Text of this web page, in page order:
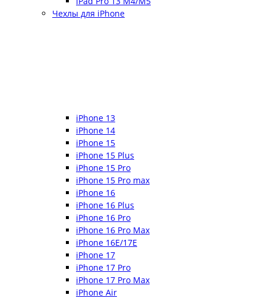
Чехлы для iPhone
iPhone 13
iPhone 14
iPhone 15
iPhone 15 Plus
iPhone 15 Pro
iPhone 15 Pro max
iPhone 16
iPhone 16 Plus
iPhone 16 Pro
iPhone 16 Pro Max
iPhone 16E/17E
iPhone 17
iPhone 17 Pro
iPhone 17 Pro Max
iPhone Air